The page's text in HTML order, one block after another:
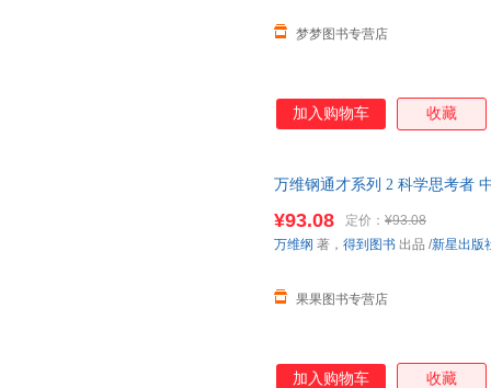
梦梦图书专营店
加入购物车 收藏
万维钢通才系列 2 科学思考者
¥93.08 定价： ¥93.08
果果图书专营店
万维纲 著， 得到图书 出品 /新星出版
加入购物车 收藏